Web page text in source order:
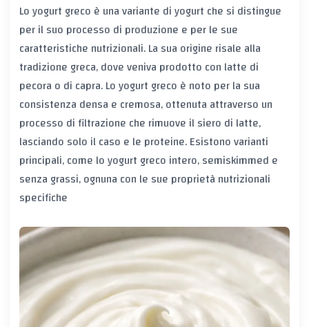
Lo yogurt greco è una variante di yogurt che si distingue
per il suo processo di produzione e per le sue
caratteristiche nutrizionali. La sua origine risale alla
tradizione greca, dove veniva prodotto con latte di
pecora o di capra. Lo yogurt greco è noto per la sua
consistenza densa e cremosa, ottenuta attraverso un
processo di filtrazione che rimuove il siero di latte,
lasciando solo il caso e le proteine. Esistono varianti
principali, come lo yogurt greco intero, semiskimmed e
senza grassi, ognuna con le sue proprietà nutrizionali
specifiche